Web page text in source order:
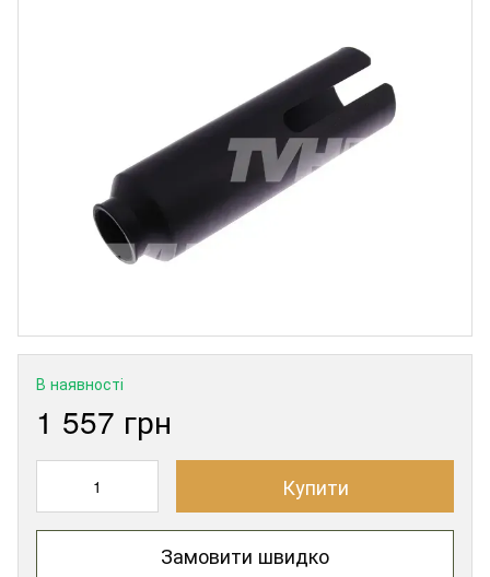
В наявності
1 557 грн
Купити
Замовити швидко